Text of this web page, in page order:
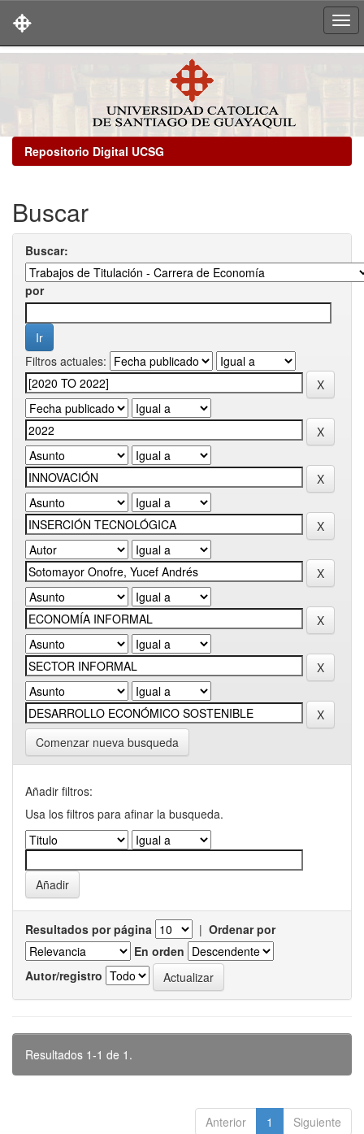
Repositorio Digital UCSG
Buscar
Buscar:
por
Filtros actuales:
Comenzar nueva busqueda
Añadir filtros:
Usa los filtros para afinar la busqueda.
Resultados por página | Ordenar por
En orden
Autor/registro
Resultados 1-1 de 1.
Anterior 1 Siguiente